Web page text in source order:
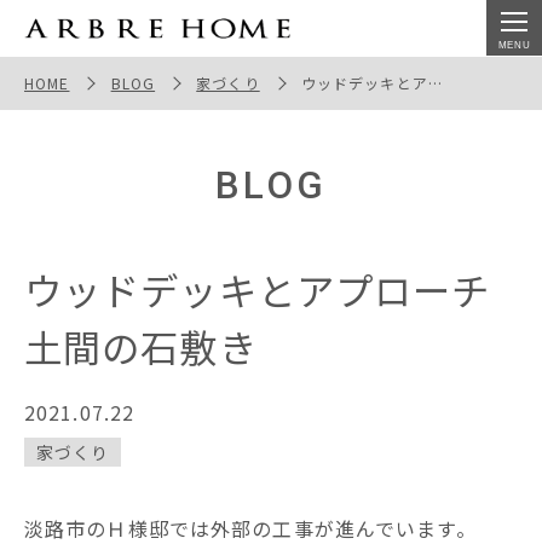
ウッドデッキとアプローチ土間の石敷き
HOME BLOG 家づくり ウッドデッキとアプローチ土間の石敷き
BLOG
ウッドデッキとアプローチ
土間の石敷き
2021.07.22
家づくり
淡路市のＨ様邸では外部の工事が進んでいます。